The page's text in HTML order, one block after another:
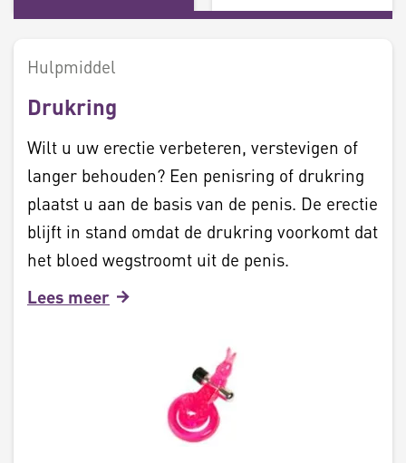
Hulpmiddel
Drukring
Wilt u uw erectie verbeteren, verstevigen of
langer behouden? Een penisring of drukring
plaatst u aan de basis van de penis. De erectie
blijft in stand omdat de drukring voorkomt dat
het bloed wegstroomt uit de penis.
Lees meer